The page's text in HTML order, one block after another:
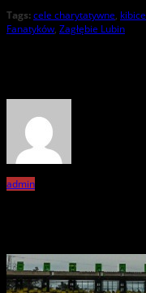
Tags:cele charytatywne, kibice
Fanatyków, Zagłębie Lubin
admin